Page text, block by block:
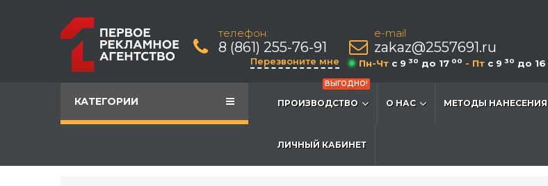
телефон:
8 (861) 255-76-91
Перезвоните мне
e-mail
zakaz@2557691.ru
Пн-Чт c 9 30 до 17 00 - Пт c 9 30 до 16
КАТЕГОРИИ
ВЫГОДНО!
ПРОИЗВОДСТВО О НАС МЕТОДЫ НАНЕСЕНИЯ
ЛИЧНЫЙ КАБИНЕТ